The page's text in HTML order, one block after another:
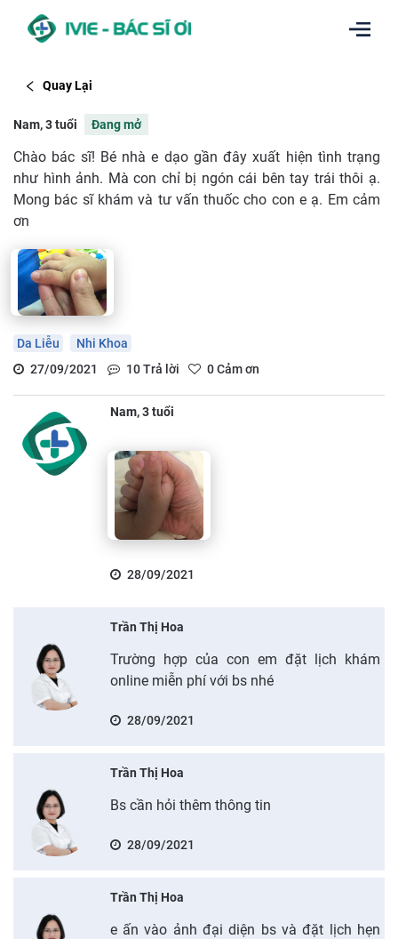
Quay Lại
Nam, 3 tuổi Đang mở
Chào bác sĩ! Bé nhà e dạo gần đây xuất hiện tình trạng
như hình ảnh. Mà con chỉ bị ngón cái bên tay trái thôi ạ.
Mong bác sĩ khám và tư vấn thuốc cho con e ạ. Em cảm
ơn
Da Liễu
Nhi Khoa
27/09/2021
10Trả lời 0Cảm ơn
Nam, 3 tuổi
28/09/2021
Trần Thị Hoa
Trường hợp của con em đặt lịch khám
online miễn phí với bs nhé
28/09/2021
Trần Thị Hoa
Bs cần hỏi thêm thông tin
28/09/2021
Trần Thị Hoa
e ấn vào ảnh đại diện bs và đặt lịch hẹn